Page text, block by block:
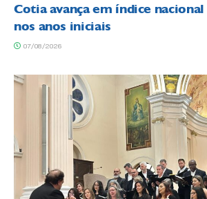
Cotia avança em índice nacional
nos anos iniciais
07/08/2026